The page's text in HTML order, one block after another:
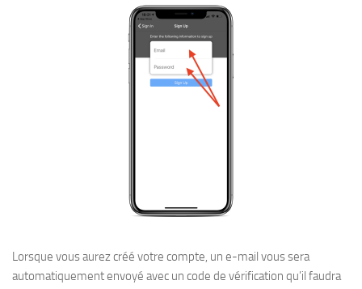
Lorsque vous aurez créé votre compte, un e-mail vous sera
automatiquement envoyé avec un code de vérification qu’il faudra